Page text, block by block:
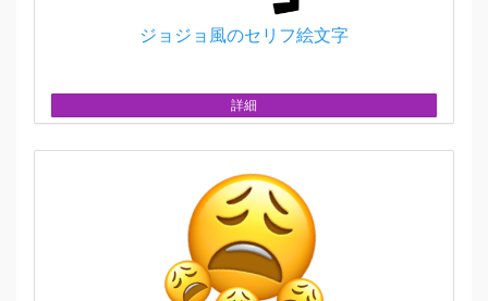
ジョジョ風のセリフ絵文字
詳細